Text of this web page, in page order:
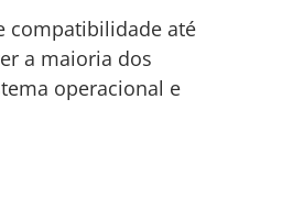
compatibilidade até
a maioria dos
operacional e